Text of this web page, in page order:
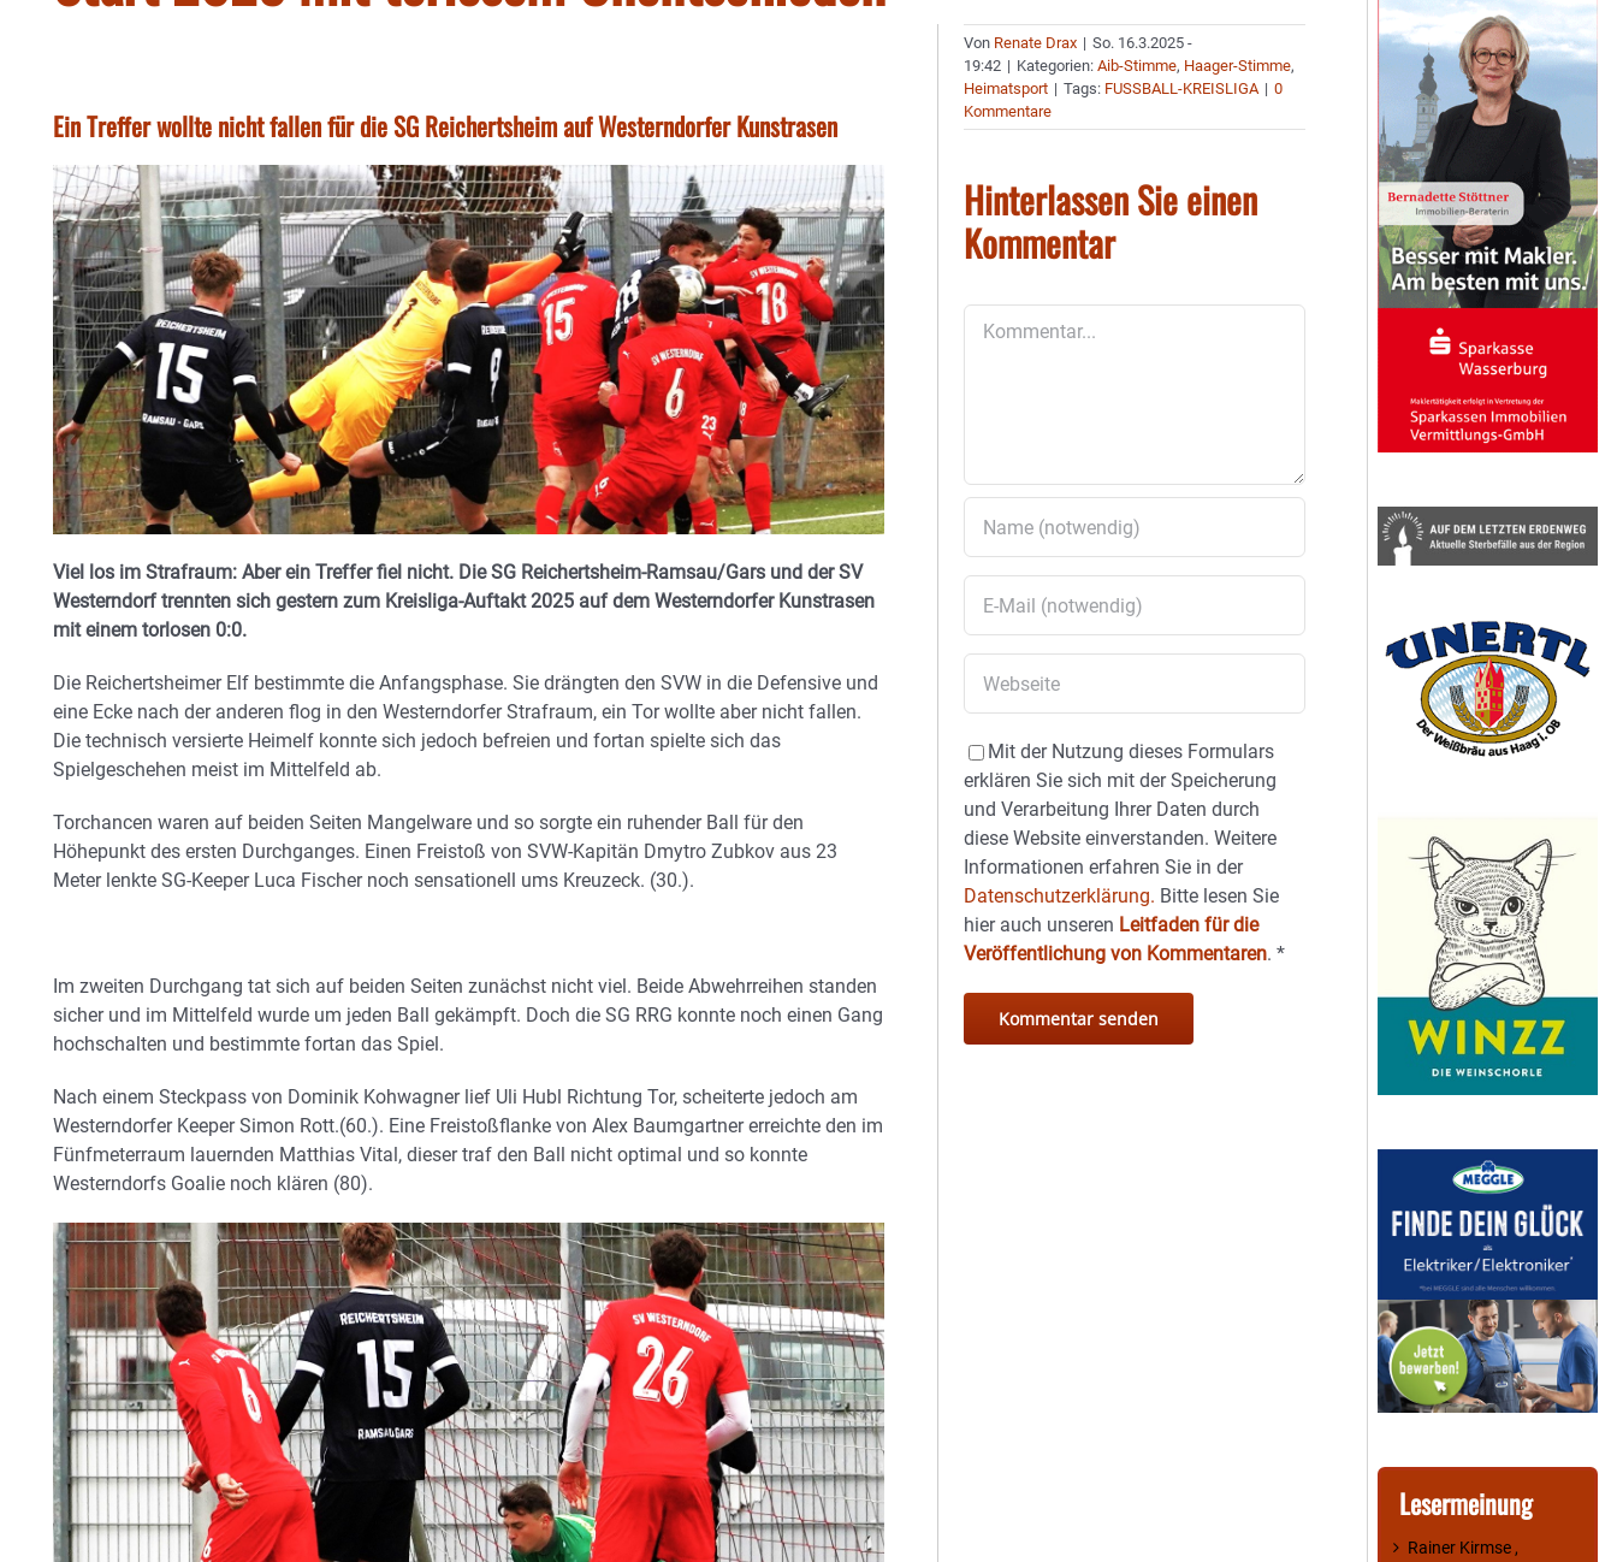
Ein Treffer wollte nicht fallen für die SG Reichertsheim auf Westerndorfer Kunstrasen
Viel los im Strafraum: Aber ein Treffer fiel nicht. Die SG Reichertsheim-Ramsau/Gars und der SV
Westerndorf trennten sich gestern zum Kreisliga-Auftakt 2025 auf dem Westerndorfer Kunstrasen
mit einem torlosen 0:0.
Die Reichertsheimer Elf bestimmte die Anfangsphase. Sie drängten den SVW in die Defensive und
eine Ecke nach der anderen flog in den Westerndorfer Strafraum, ein Tor wollte aber nicht fallen.
Die technisch versierte Heimelf konnte sich jedoch befreien und fortan spielte sich das
Spielgeschehen meist im Mittelfeld ab.
Torchancen waren auf beiden Seiten Mangelware und so sorgte ein ruhender Ball für den
Höhepunkt des ersten Durchganges. Einen Freistoß von SVW-Kapitän Dmytro Zubkov aus 23
Meter lenkte SG-Keeper Luca Fischer noch sensationell ums Kreuzeck. (30.).
Im zweiten Durchgang tat sich auf beiden Seiten zunächst nicht viel. Beide Abwehrreihen standen
sicher und im Mittelfeld wurde um jeden Ball gekämpft. Doch die SG RRG konnte noch einen Gang
hochschalten und bestimmte fortan das Spiel.
Nach einem Steckpass von Dominik Kohwagner lief Uli Hubl Richtung Tor, scheiterte jedoch am
Westerndorfer Keeper Simon Rott.(60.). Eine Freistoßflanke von Alex Baumgartner erreichte den im
Fünfmeterraum lauernden Matthias Vital, dieser traf den Ball nicht optimal und so konnte
Westerndorfs Goalie noch klären (80).
Von Renate Drax | So. 16.3.2025 -
19:42 | Kategorien:Aib-Stimme, Haager-Stimme,
Heimatsport | Tags: FUSSBALL-KREISLIGA | 0
Kommentare
Hinterlassen Sie einen
Kommentar
Mit der Nutzung dieses Formulars
erklären Sie sich mit der Speicherung
und Verarbeitung Ihrer Daten durch
diese Website einverstanden. Weitere
Informationen erfahren Sie in der
Datenschutzerklärung. Bitte lesen Sie
hier auch unseren Leitfaden für die
Veröffentlichung von Kommentaren.*
Lesermeinung
Rainer Kirmse ,